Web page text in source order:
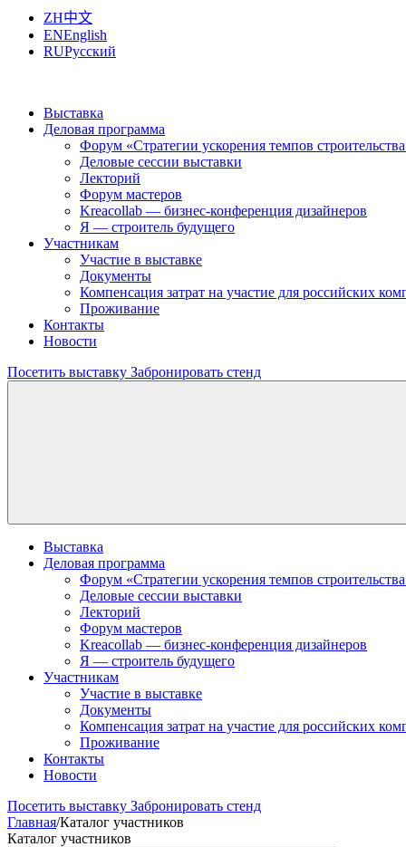
ZH中文
ENEnglish
RUРусский
Выставка
Деловая программа
Форум «Стратегии ускорения темпов
Деловые сессии выставки
Лекторий
Форум мастеров
Kreacollab — бизнес-конференция дизайнеров
Я — строитель будущего
Участникам
Участие в выставке
Документы
Компенсация затрат на участие для российских
Проживание
Контакты
Новости
Посетить выставку Забронировать стенд
Выставка
Деловая программа
Форум «Стратегии ускорения темпов
Деловые сессии выставки
Лекторий
Форум мастеров
Kreacollab — бизнес-конференция дизайнеров
Я — строитель будущего
Участникам
Участие в выставке
Документы
Компенсация затрат на участие для российских
Проживание
Контакты
Новости
Посетить выставку Забронировать стенд
Главная/Каталог участников
Каталог участников